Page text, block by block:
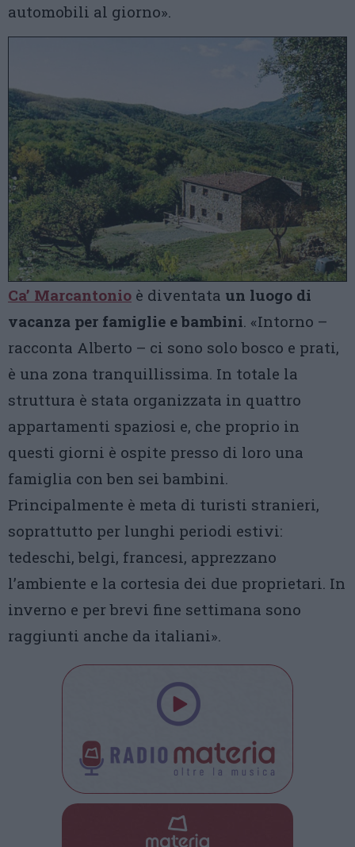
automobili al giorno».
Ca’ Marcantonio è diventata un luogo di
vacanza per famiglie e bambini. «Intorno –
racconta Alberto – ci sono solo bosco e prati,
è una zona tranquillissima. In totale la
struttura è stata organizzata in quattro
appartamenti spaziosi e, che proprio in
questi giorni è ospite presso di loro una
famiglia con ben sei bambini.
Principalmente è meta di turisti stranieri,
soprattutto per lunghi periodi estivi:
tedeschi, belgi, francesi, apprezzano
l’ambiente e la cortesia dei due proprietari. In
inverno e per brevi fine settimana sono
raggiunti anche da italiani».